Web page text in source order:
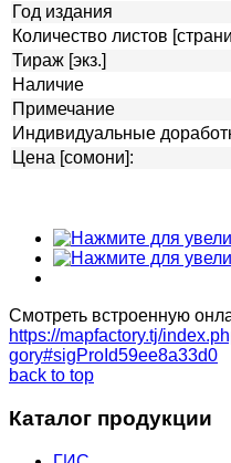
Год издания
Количество листов
Тираж [экз.]
Наличие
Примечание
Индивидуальные
Цена [сомони]:
Смотреть встроенную
https://mapfactory.tj/
gory#sigProId59ee8a33d0
back to top
Каталог продукции